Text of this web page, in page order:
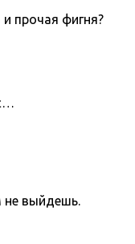
прочая фигня?
не выйдешь.